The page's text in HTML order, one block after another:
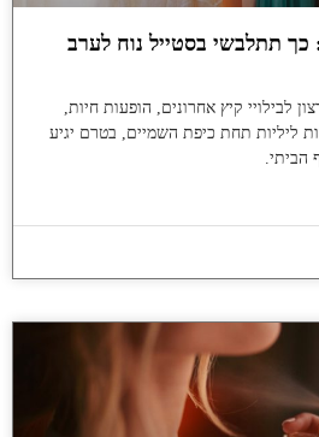
כך תתלבשי בסטייל נוח לערב
לבילויי קיץ אחרונים, הופעות חיות,
ליליות תחת כיפת השמיים, בטרם יגיע
הביתי.